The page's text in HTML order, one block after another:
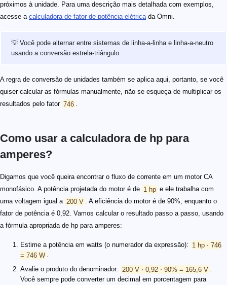
próximos à unidade. Para uma descrição mais detalhada com exemplos,
acesse a calculadora de fator de potência elétricada Omni.
💡 Você pode alternar entre sistemas de linha-a-linha e linha-a-neutro
usando a conversão estrela-triângulo.
A regra de conversão de unidades também se aplica aqui, portanto, se você
quiser calcular as fórmulas manualmente, não se esqueça de multiplicar os
resultados pelo fator 746 .
Como usar a calculadora de hp para
amperes?
Digamos que você queira encontrar o fluxo de corrente em um motor CA
monofásico. A potência projetada do motor é de 1 hp e ele trabalha com
uma voltagem igual a 200 V . A eficiência do motor é de 90%, enquanto o
fator de potência é 0,92. Vamos calcular o resultado passo a passo, usando
a fórmula apropriada de hp para amperes:
Estime a potência em watts (o numerador da expressão): 1 hp ⋅ 746
= 746 W .
Avalie o produto do denominador: 200 V ⋅ 0,92 ⋅ 90% = 165,6 V .
Você sempre pode converter um decimal em porcentagem para